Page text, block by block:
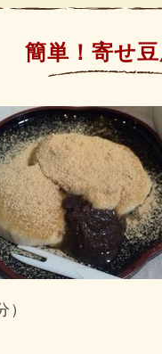
簡単！寄せ